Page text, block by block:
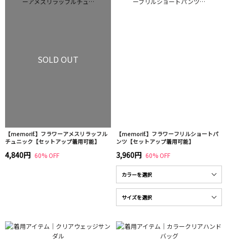
SOLD OUT
【memorif.】フラワーアメスリラッフル
チュニック【セットアップ着用可能】
4,840円 60% OFF
【memorif.】フラワーフリルショートパ
ンツ【セットアップ着用可能】
3,960円 60% OFF